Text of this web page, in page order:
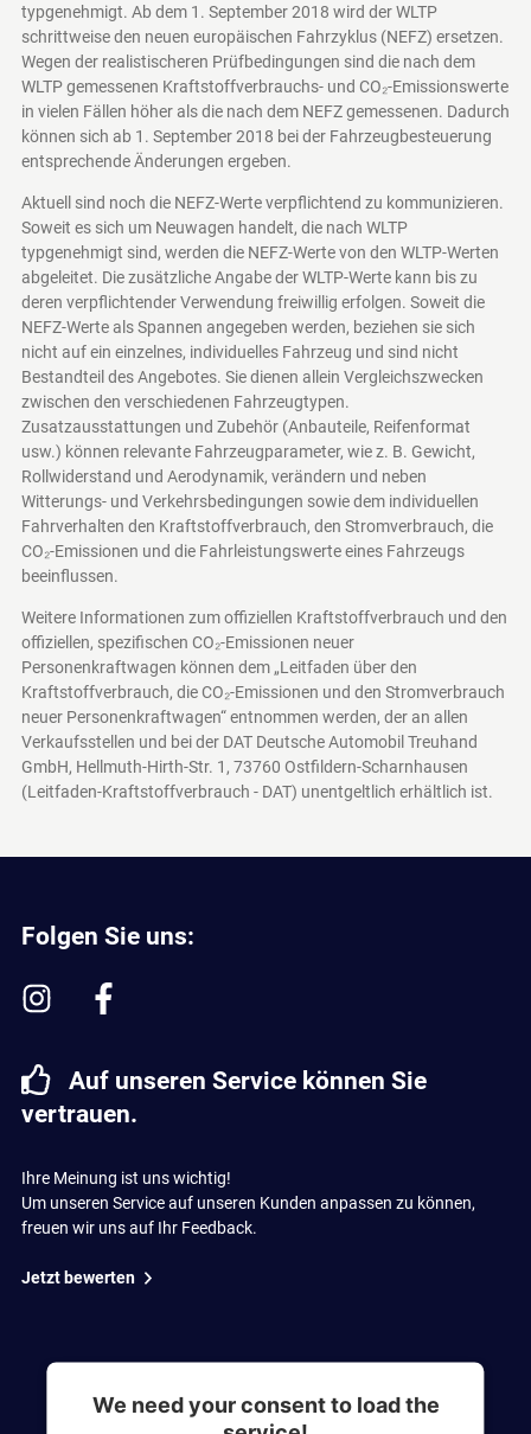
typgenehmigt. Ab dem 1. September 2018 wird der WLTP
schrittweise den neuen europäischen Fahrzyklus (NEFZ) ersetzen.
Wegen der realistischeren Prüfbedingungen sind die nach dem
WLTP gemessenen Kraftstoffverbrauchs- und CO₂-Emissionswerte
in vielen Fällen höher als die nach dem NEFZ gemessenen. Dadurch
können sich ab 1. September 2018 bei der Fahrzeugbesteuerung
entsprechende Änderungen ergeben.
Aktuell sind noch die NEFZ-Werte verpflichtend zu kommunizieren.
Soweit es sich um Neuwagen handelt, die nach WLTP
typgenehmigt sind, werden die NEFZ-Werte von den WLTP-Werten
abgeleitet. Die zusätzliche Angabe der WLTP-Werte kann bis zu
deren verpflichtender Verwendung freiwillig erfolgen. Soweit die
NEFZ-Werte als Spannen angegeben werden, beziehen sie sich
nicht auf ein einzelnes, individuelles Fahrzeug und sind nicht
Bestandteil des Angebotes. Sie dienen allein Vergleichszwecken
zwischen den verschiedenen Fahrzeugtypen.
Zusatzausstattungen und Zubehör (Anbauteile, Reifenformat
usw.) können relevante Fahrzeugparameter, wie z. B. Gewicht,
Rollwiderstand und Aerodynamik, verändern und neben
Witterungs- und Verkehrsbedingungen sowie dem individuellen
Fahrverhalten den Kraftstoffverbrauch, den Stromverbrauch, die
CO₂-Emissionen und die Fahrleistungswerte eines Fahrzeugs
beeinflussen.
Weitere Informationen zum offiziellen Kraftstoffverbrauch und den
offiziellen, spezifischen CO₂-Emissionen neuer
Personenkraftwagen können dem „Leitfaden über den
Kraftstoffverbrauch, die CO₂-Emissionen und den Stromverbrauch
neuer Personenkraftwagen“ entnommen werden, der an allen
Verkaufsstellen und bei der DAT Deutsche Automobil Treuhand
GmbH, Hellmuth-Hirth-Str. 1, 73760 Ostfildern-Scharnhausen
(Leitfaden-Kraftstoffverbrauch - DAT) unentgeltlich erhältlich ist.
Folgen Sie uns:
Auf unseren Service können Sie
vertrauen.
Ihre Meinung ist uns wichtig!
Um unseren Service auf unseren Kunden anpassen zu können,
freuen wir uns auf Ihr Feedback.
Jetzt bewerten
We need your consent to load the